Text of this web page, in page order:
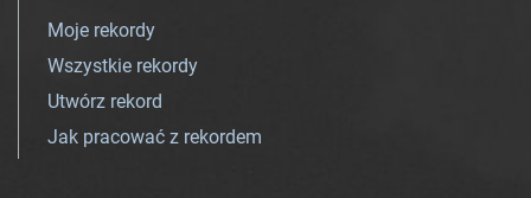
Moje rekordy
Wszystkie rekordy
Utwórz rekord
Jak pracować z rekordem